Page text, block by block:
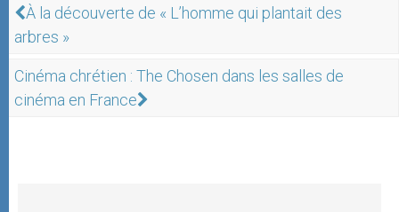
À la découverte de « L’homme qui plantait des
arbres »
Cinéma chrétien : The Chosen dans les salles de
cinéma en France